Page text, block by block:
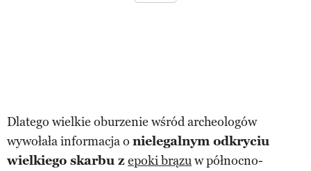
Dlatego wielkie oburzenie wśród archeologów
wywołała informacja o nielegalnym odkryciu
wielkiego skarbu z epoki brązuw północno-